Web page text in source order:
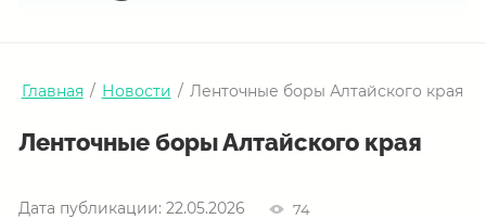
Главная / Новости / Ленточные боры Алтайского края
Ленточные боры Алтайского края
Дата публикации: 22.05.2026 74